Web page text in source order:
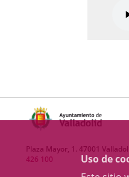
Uso de
Plaza Mayor, 1. 47001
426 100